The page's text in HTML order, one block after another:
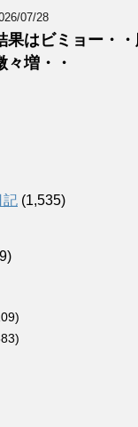
07/28
果はビミョー・
々増・・
記 (1,535)